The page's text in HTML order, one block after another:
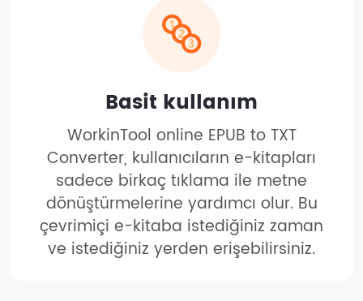
Basit kullanım
WorkinTool online EPUB to TXT
Converter, kullanıcıların e-kitapları
sadece birkaç tıklama ile metne
dönüştürmelerine yardımcı olur. Bu
çevrimiçi e-kitaba istediğiniz zaman
ve istediğiniz yerden erişebilirsiniz.